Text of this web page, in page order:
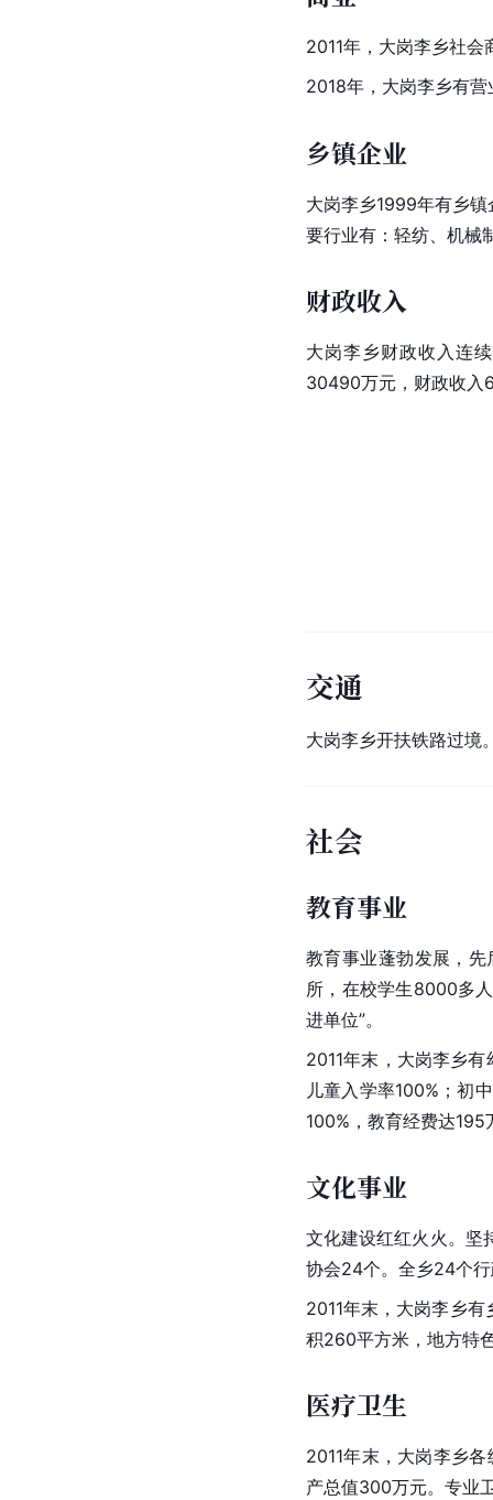
2011年，大岗李乡社
2018年，大岗李乡有
乡镇企业
大岗李乡1999年有乡
要行业有：轻纺、机械
财政收入
大岗李乡财政收入连
30490万元，财政收入
交通
大岗李乡开扶铁路过境
社会
教育事业
教育事业蓬勃发展，
所，在校学生8000多
进单位”。
2011年末，大岗李乡
儿童入学率100%；初
100%，教育经费达195
文化事业
文化建设红红火火。坚
协会24个。全乡24个
2011年末，大岗李乡
积260平方米，地方特
医疗卫生
2011年末，大岗李乡
产总值300万元。专业